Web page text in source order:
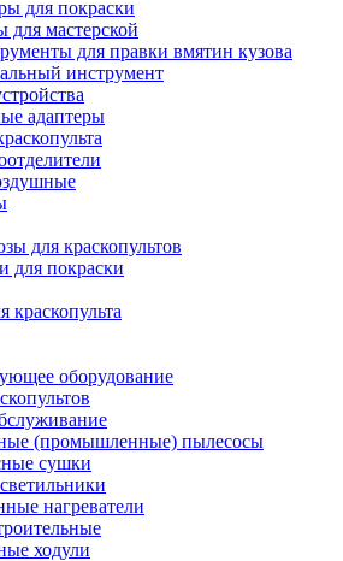
для покраски
для мастерской
для правки вмятин кузова
инструмент
адаптеры
для краскопультов
для покраски
краскопульта
оборудование
(промышленные) пылесосы
сушки
нагреватели
ходули